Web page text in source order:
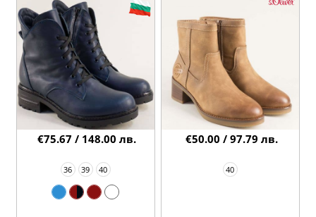
36 39 40
€75.67 / 148.00 лв.
40
€50.00 / 97.79 лв.